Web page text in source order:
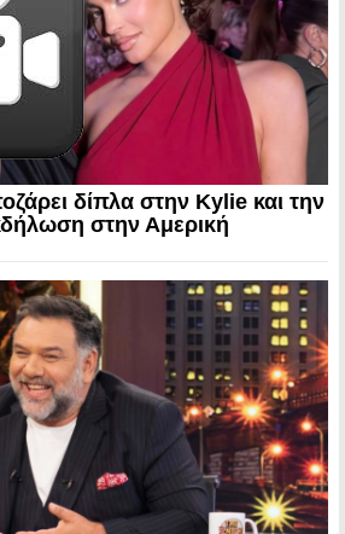
δίπλα στην Kylie και την
στην Αμερική